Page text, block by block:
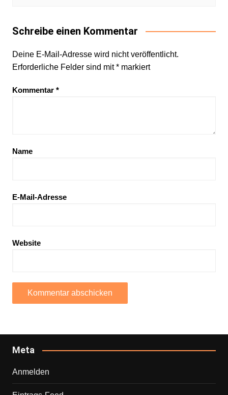
Schreibe einen Kommentar
Deine E-Mail-Adresse wird nicht veröffentlicht.
Erforderliche Felder sind mit*markiert
Kommentar *
Name
E-Mail-Adresse
Website
Meta
Anmelden